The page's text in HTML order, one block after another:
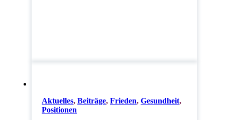
Aktuelles, Beiträge, Frieden, Gesundheit,
Positionen